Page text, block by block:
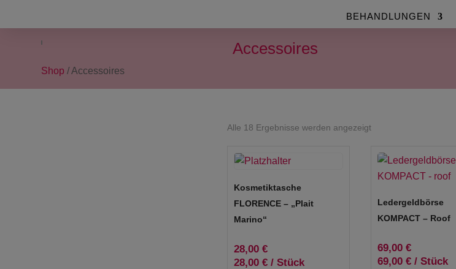
BEHANDLUNGEN
Accessoires
Shop / Accessoires
Alle 18 Ergebnisse werden angezeigtNach
sortiert
Kosmetiktasche
FLORENCE – „Plait
Marino“
28,00 €
28,00 €/ Stück
Ledergeldbörse
KOMPACT – Roof
69,00€
69,00€ /Stück